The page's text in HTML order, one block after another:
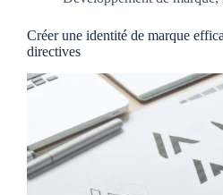
Créer une identité de marque
directives